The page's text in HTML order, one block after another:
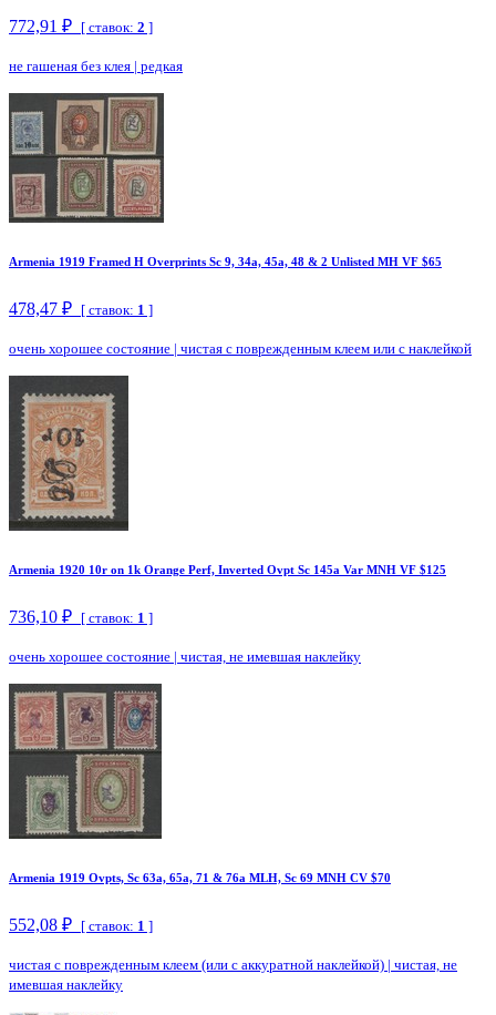
772,91 ₽ [ ставок: 2 ]
не гашеная без клея | редкая
Armenia 1919 Framed H Overprints Sc 9, 34a, 45a, 48 & 2 Unlisted MH VF $65
478,47 ₽ [ ставок: 1 ]
очень хорошее состояние | чистая с поврежденным клеем или с наклейкой
Armenia 1920 10r on 1k Orange Perf, Inverted Ovpt Sc 145a Var MNH VF $125
736,10 ₽ [ ставок: 1 ]
очень хорошее состояние | чистая, не имевшая наклейку
Armenia 1919 Ovpts, Sc 63a, 65a, 71 & 76a MLH, Sc 69 MNH CV $70
552,08 ₽ [ ставок: 1 ]
чистая с поврежденным клеем (или с аккуратной наклейкой) | чистая, не
имевшая наклейку